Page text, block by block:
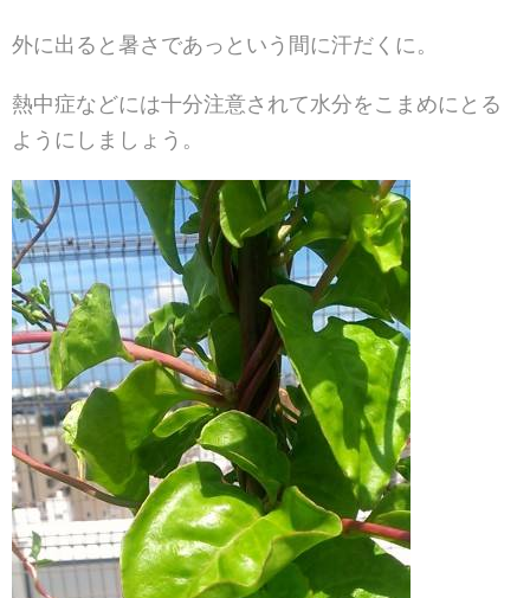
外に出ると暑さであっという間に汗だくに。
熱中症などには十分注意されて水分をこまめにとる
ようにしましょう。